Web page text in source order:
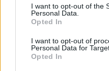
I want to opt-out of the
Personal Data.
Opted In
I want to opt-out of
Personal Data for
Opted In
A resposta a esta pergunta: